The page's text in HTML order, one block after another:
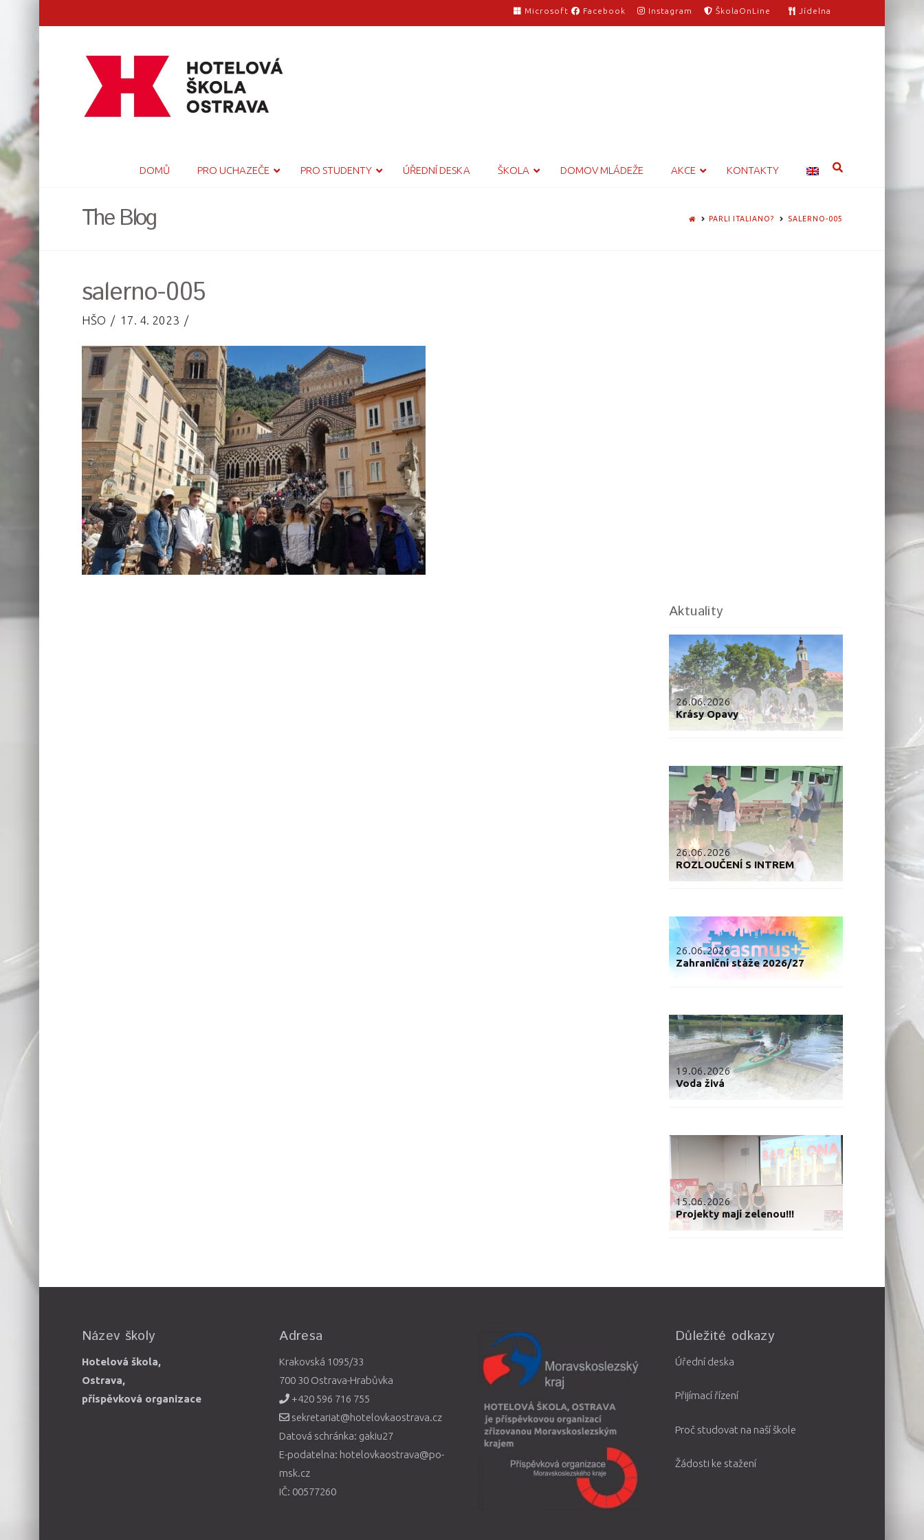
Microsoft Facebook Instagram ŠkolaOnLine Jídelna
DOMŮ PRO UCHAZEČE PRO STUDENTY ÚŘEDNÍ DESKA ŠKOLA DOMOV MLÁDEŽE AKCE KONTAKTY
The Blog HOMEPARLI ITALIANO? SALERNO-005
salerno-005
HŠO 17. 4. 2023
Aktuality
26.06.2026
Krásy Opavy
26.06.2026
ROZLOUČENÍ S INTREM
26.06.2026
Zahraniční stáže 2026/27
19.06.2026
Voda živá
15.06.2026
Projekty mají zelenou!!!
Název školy
Hotelová škola,
Ostrava,
příspěvková organizace
Adresa
Krakovská 1095/33
700 30 Ostrava-Hrabůvka
+420 596 716 755
sekretariat@hotelovkaostrava.cz
Datová schránka: gakiu27
E-podatelna: hotelovkaostrava@po-
msk.cz
IČ: 00577260
Důležité odkazy
Úřední deska
Přijímací řízení
Proč studovat na naší škole
Žádosti ke stažení